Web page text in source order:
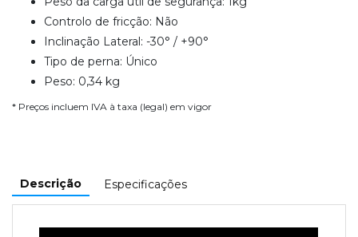
Controlo de fricção: Não
Inclinação Lateral: -30° / +90°
Tipo de perna: Único
Peso: 0,34 kg
* Preços incluem IVA à taxa (legal) em vigor
Descrição Especificações